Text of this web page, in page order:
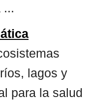
...
lagos y
para la salud